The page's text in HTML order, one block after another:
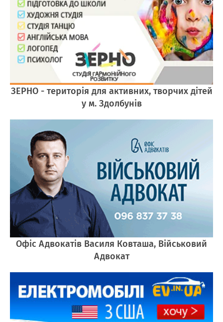
ЗЕРНО - територія для активних, творчих дітей
у м. Здолбунів
Офіс Адвокатів Василя Ковташа, Військовий
Адвокат